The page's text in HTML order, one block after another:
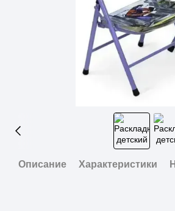
Описание Характеристики